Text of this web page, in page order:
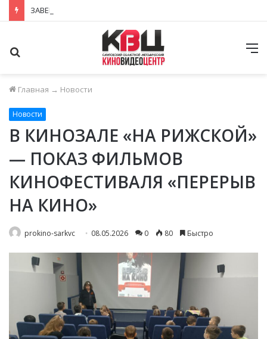
Главная → Новости
Новости
В КИНОЗАЛЕ «НА РИЖСКОЙ»
— ПОКАЗ ФИЛЬМОВ
КИНОФЕСТИВАЛЯ «ПЕРЕРЫВ
НА КИНО»
prokino-sarkvc 08.05.2026 0 80 Быстро